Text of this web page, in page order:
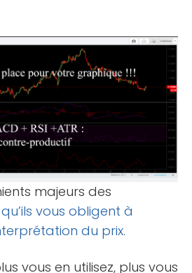
majeurs des
qu’ils vous obligent à
du prix.
vous en utilisez, plus vous